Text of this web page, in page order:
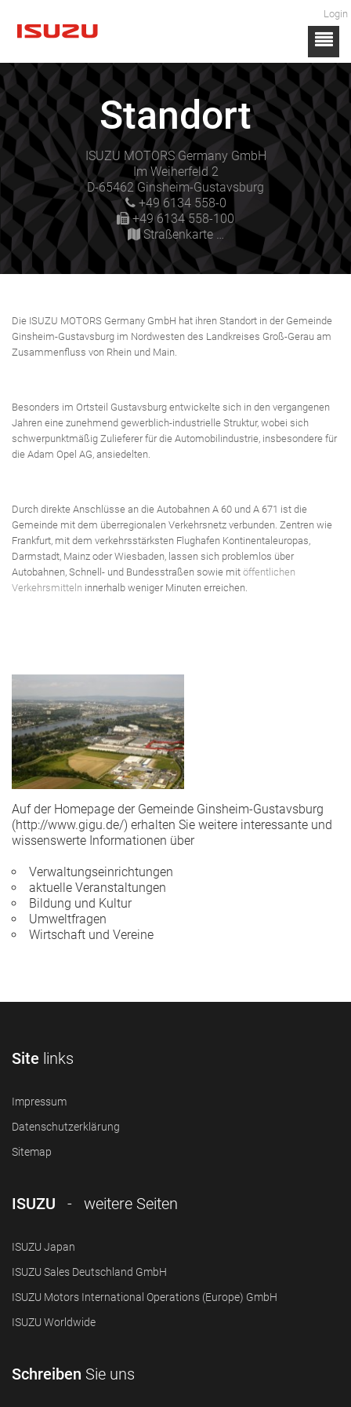
Login
Standort
ISUZU MOTORS Germany GmbH
Im Weiherfeld 2
D-65462 Ginsheim-Gustavsburg
+49 6134 558-0
+49 6134 558-100
Straßenkarte …
Die ISUZU MOTORS Germany GmbH hat ihren Standort in der Gemeinde
Ginsheim-Gustavsburg im Nordwesten des Landkreises Groß-Gerau am
Zusammenfluss von Rhein und Main.
Besonders im Ortsteil Gustavsburg entwickelte sich in den vergangenen
Jahren eine zunehmend gewerblich-industrielle Struktur, wobei sich
schwerpunktmäßig Zulieferer für die Automobilindustrie, insbesondere für
die Adam Opel AG, ansiedelten.
Durch direkte Anschlüsse an die Autobahnen A 60 und A 671 ist die
Gemeinde mit dem überregionalen Verkehrsnetz verbunden. Zentren wie
Frankfurt, mit dem verkehrsstärksten Flughafen Kontinentaleuropas,
Darmstadt, Mainz oder Wiesbaden, lassen sich problemlos über
Autobahnen, Schnell- und Bundesstraßen sowie mit öffentlichen
Verkehrsmitteln innerhalb weniger Minuten erreichen.
Auf der Homepage der Gemeinde Ginsheim-Gustavsburg
(http://www.gigu.de/) erhalten Sie weitere interessante und
wissenswerte Informationen über
Verwaltungseinrichtungen
aktuelle Veranstaltungen
Bildung und Kultur
Umweltfragen
Wirtschaft und Vereine
Site links
Impressum
Datenschutzerklärung
Sitemap
ISUZU - weitere Seiten
ISUZU Japan
ISUZU Sales Deutschland GmbH
ISUZU Motors International Operations (Europe) GmbH
ISUZU Worldwide
Schreiben Sie uns